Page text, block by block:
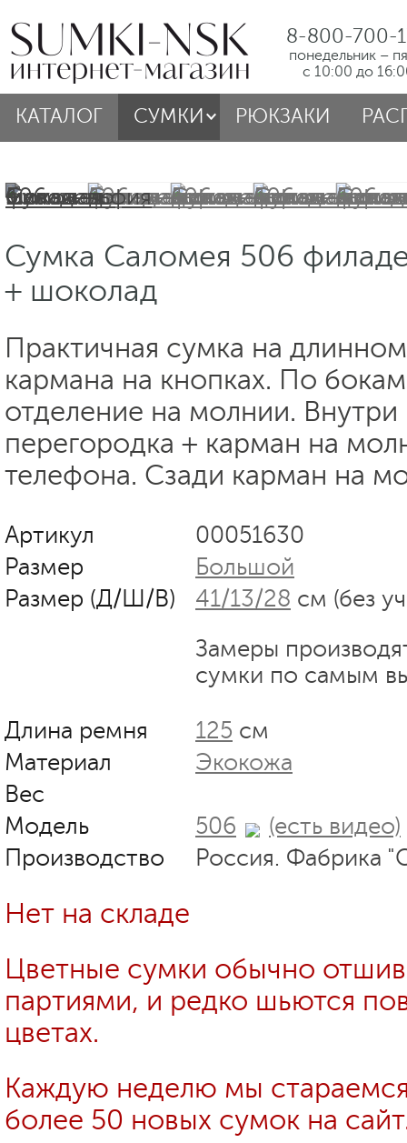
8-800-700-
понедельник –
с 10:00 до
КАТАЛОГ СУМКИ РЮКЗАКИ
Сумка Саломея 506
+ шоколад
Практичная сумка на
кармана на кнопках. По
отделение на молнии.
перегородка + карман на
телефона. Сзади карман на
Артикул
00051630
Размер
Большой
Размер (Д/Ш/В)
41/13/28 см (без
Замеры
сумки по самым
Длина ремня 125 см
Материал
Экокожа
Вес
Модель
506
(есть видео)
Производство
Россия. Фабрика
Нет на складе
Цветные сумки обычно
партиями, и редко шьются
цветах.
Каждую неделю мы
более 50 новых сумок на